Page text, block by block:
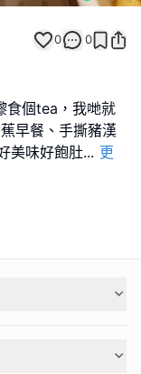
0 0
食個tea，我哋就
早餐、手撕豬漢
美味好飽肚... 更